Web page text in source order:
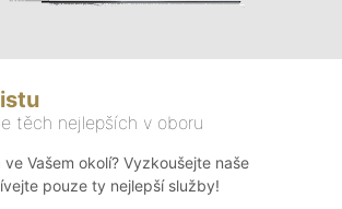
těch nejlepších v oboru
Vašem okolí? Vyzkoušejte naše
pouze ty nejlepší služby!